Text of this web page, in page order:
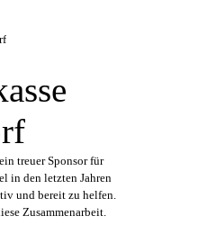
treuer Sponsor für
in den letzten Jahren
und bereit zu helfen.
Zusammenarbeit.